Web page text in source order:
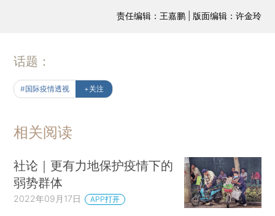
责任编辑：王嘉鹏 | 版面编辑：许金玲
话题：
#国际疫情透视 +关注
相关阅读
社论｜更有力地保护疫情下的
弱势群体
2022年09月17日 APP打开